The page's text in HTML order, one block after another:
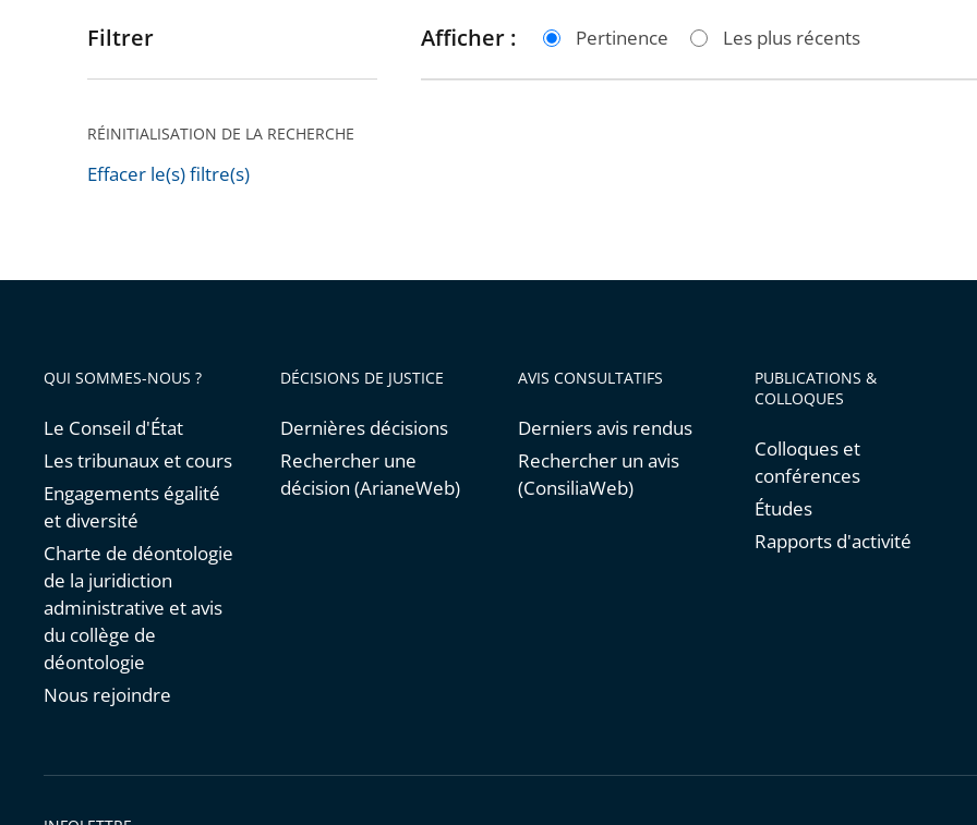
Passer
pour
après
Filtrer
RÉINITIALISATION DE LA RECHERCHE
Effacer le(s) filtre(s)
Afficher : Pertinence Les plus récents
QUI SOMMES-NOUS ?
Le Conseil d'État
Les tribunaux et cours
Engagements égalité
et diversité
Charte de déontologie
de la juridiction
administrative et avis
du collège de
déontologie
Nous rejoindre
DÉCISIONS DE JUSTICE
Dernières décisions
Rechercher une
décision (ArianeWeb)
AVIS CONSULTATIFS
Derniers avis rendus
Rechercher un avis
(ConsiliaWeb)
PUBLICATIONS &
COLLOQUES
Colloques et
conférences
Études
Rapports d'activité